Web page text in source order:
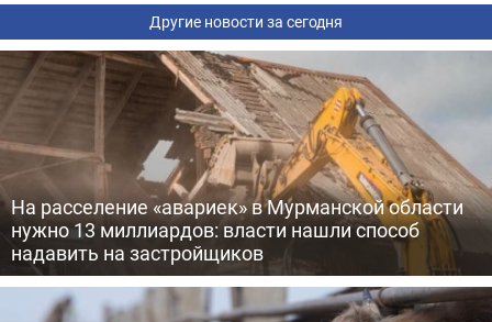
Другие новости за сегодня
На расселение «авариек» в Мурманской области
нужно 13 миллиардов: власти нашли способ
надавить на застройщиков